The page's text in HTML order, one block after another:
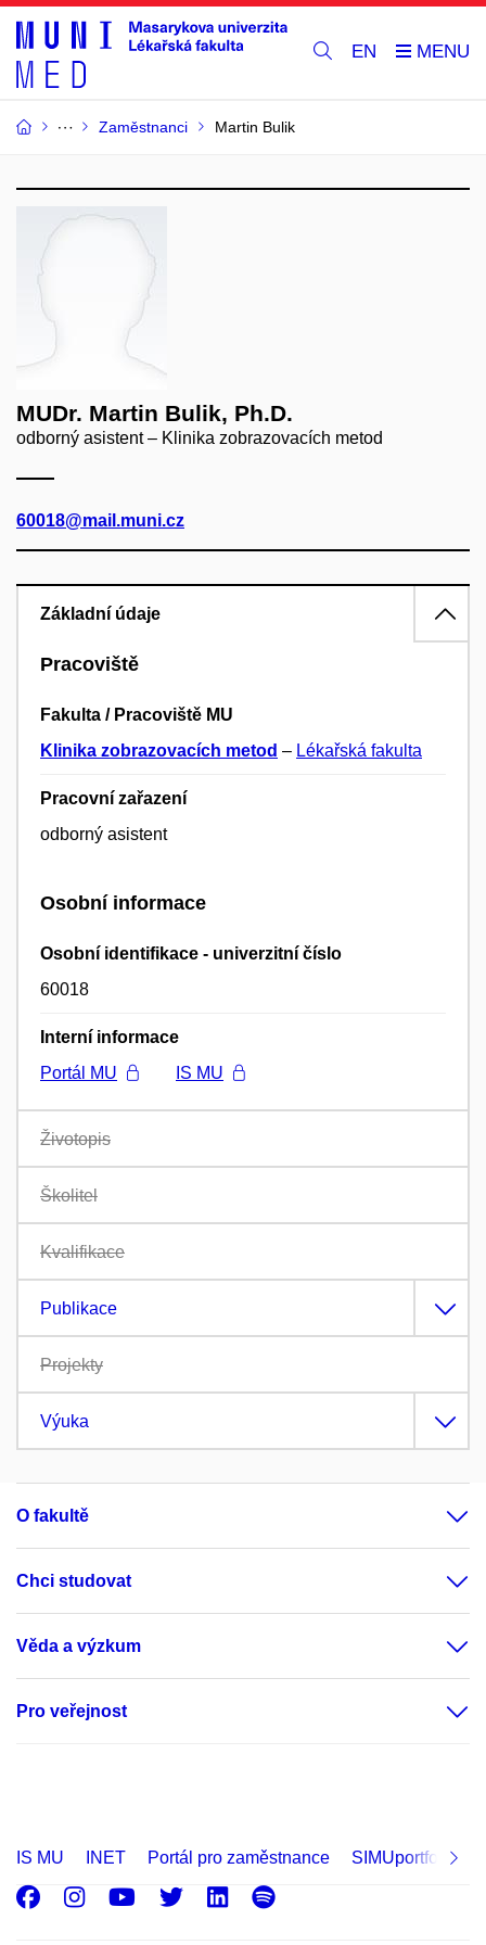
EN
Zaměstnanci Martin Bulik
MUDr. Martin Bulik, Ph.D.
odborný asistent – Klinika zobrazovacích metod
60018@mail.muni.cz
Základní údaje
Pracoviště
Fakulta / Pracoviště MU
Klinika zobrazovacích metod – Lékařská fakulta
Pracovní zařazení
odborný asistent
Osobní informace
Osobní identifikace - univerzitní číslo
60018
Interní informace
Portál MU
IS MU
Životopis
Školitel
Kvalifikace
Publikace
Projekty
Výuka
O fakultě
Chci studovat
Věda a výzkum
Pro veřejnost
IS MU INET Portál pro zaměstnance SIMUportfolio
Facebook
Instagram
Youtube
Twitter
LinkedIn
Spotify